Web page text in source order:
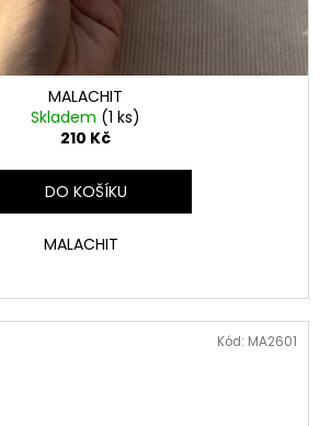
MALACHIT
Skladem (1 ks)
210 Kč
DO KOŠÍKU
MALACHIT
Kód: MA2601